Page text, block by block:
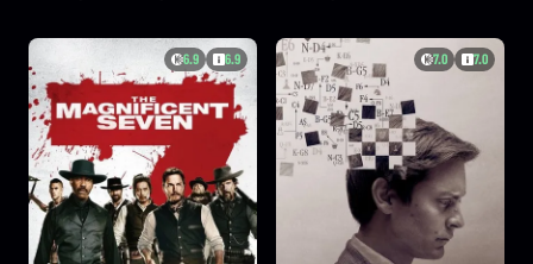
6.9 6.9 7.0 7.0